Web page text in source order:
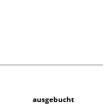
ausgebucht